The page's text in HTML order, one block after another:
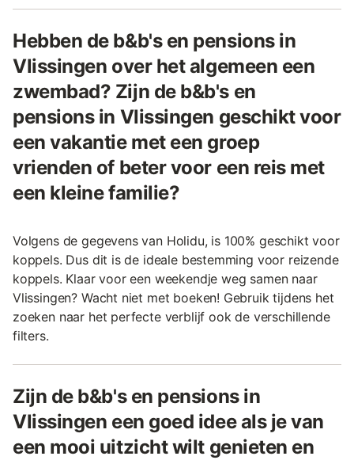
Hebben de b&b's en pensions in
Vlissingen over het algemeen een
zwembad? Zijn de b&b's en
pensions in Vlissingen geschikt voor
een vakantie met een groep
vrienden of beter voor een reis met
een kleine familie?
Volgens de gegevens van Holidu, is 100% geschikt voor
koppels. Dus dit is de ideale bestemming voor reizende
koppels. Klaar voor een weekendje weg samen naar
Vlissingen? Wacht niet met boeken! Gebruik tijdens het
zoeken naar het perfecte verblijf ook de verschillende
filters.
Zijn de b&b's en pensions in
Vlissingen een goed idee als je van
een mooi uitzicht wilt genieten en